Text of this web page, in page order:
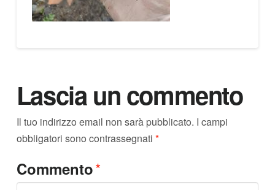
Lascia un commento
Il tuo indirizzo email non sarà pubblicato. I campi
obbligatori sono contrassegnati *
Commento*